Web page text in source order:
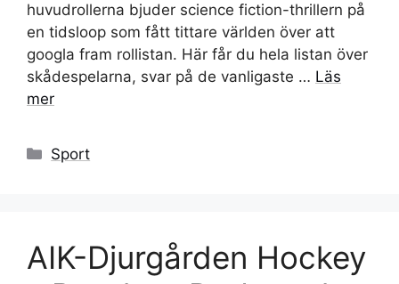
huvudrollerna bjuder science fiction-thrillern på
en tidsloop som fått tittare världen över att
googla fram rollistan. Här får du hela listan över
skådespelarna, svar på de vanligaste … Läs
mer
Kategorier
Sport
AIK-Djurgården Hockey